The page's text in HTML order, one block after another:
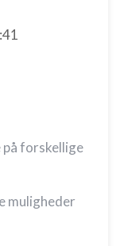
på forskellige
muligheder